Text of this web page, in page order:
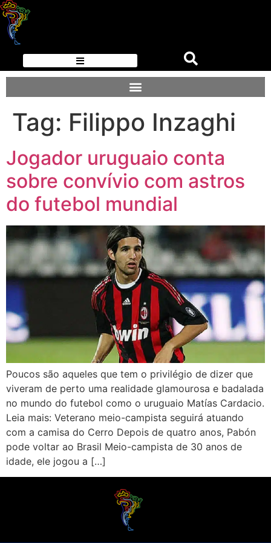
Tag: Filippo Inzaghi
Jogador uruguaio conta
sobre convívio com astros
do futebol mundial
Poucos são aqueles que tem o privilégio de dizer que
viveram de perto uma realidade glamourosa e badalada
no mundo do futebol como o uruguaio Matías Cardacio.
Leia mais: Veterano meio-campista seguirá atuando
com a camisa do Cerro Depois de quatro anos, Pabón
pode voltar ao Brasil Meio-campista de 30 anos de
idade, ele jogou a […]